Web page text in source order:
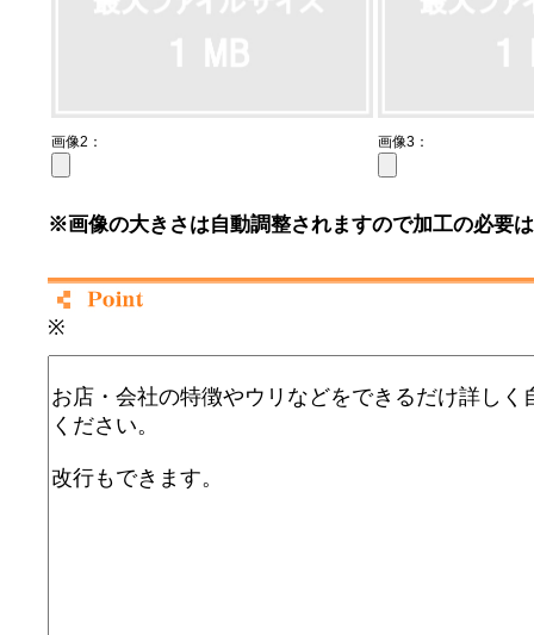
画像2： 画像3：
※画像の大きさは自動調整されますので加工の必要
※